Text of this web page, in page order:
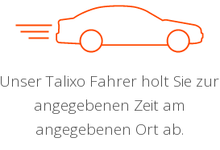
Unser Talixo Fahrer holt Sie zur
angegebenen Zeit am
angegebenen Ort ab.